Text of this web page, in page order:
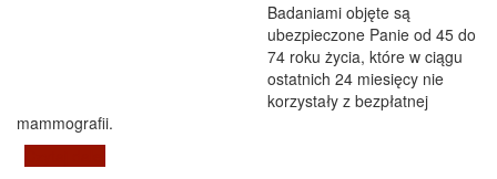
Badaniami objęte są
ubezpieczone Panie od 45 do
74 roku życia, które w ciągu
ostatnich 24 miesięcy nie
korzystały z bezpłatnej
mammografii.